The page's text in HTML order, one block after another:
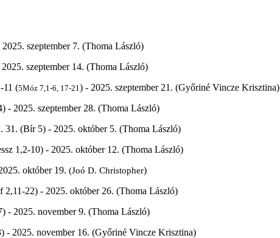
szeptember 7. (Thoma László)
szeptember 14. (Thoma László)
11 (5Móz 7,1-6, 17-21 ) - 2025. szeptember 21. (Győriné Vincze Krisztina)
- 2025. szeptember 28. (Thoma László)
31. (Bír 5) - 2025. október 5. (Thoma László)
1,2-10) - 2025. október 12. (Thoma László)
október 19. (Joó D. Christopher)
2,11-22) - 2025. október 26. (Thoma László)
- 2025. november 9. (Thoma László)
- 2025. november 16. (Győriné Vincze Krisztina)